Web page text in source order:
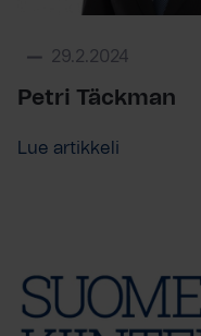
29.2.2024
Petri Täckman
Lue artikkeli